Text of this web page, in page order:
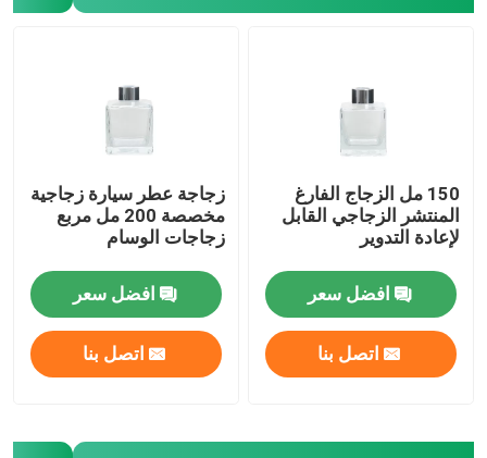
حولنا
مراقبة الجودة
اتصل بنا
اطلب اقتباس
أوعية زجاجية فارغة
150 مل الزجاج الفارغ
المنتشر الزجاجي القابل
لإعادة التدوير
افضل سعر
اتصل بنا
زجاجة عطر سيارة زجاجية
مخصصة 200 مل مربع
زجاجات الوسام
افضل سعر
اتصل بنا